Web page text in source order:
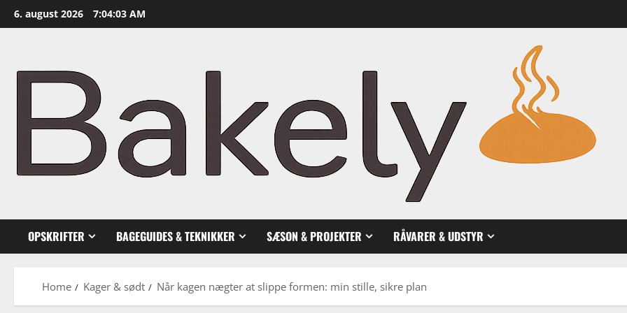
Skip
to
6. august 2026 7:04:05 AM
OPSKRIFTER BAGEGUIDES & TEKNIKKER SÆSON & PROJEKTER RÅVARER & UDSTYR
Home Kager & sødt Når kagen nægter at slippe formen: min stille, sikre plan